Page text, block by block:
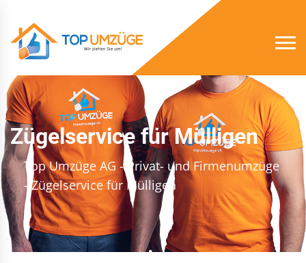
Zügelservice für Mülligen
Top Umzüge AG - Privat- und Firmenumzüge
- Zügelservice für Mülligen